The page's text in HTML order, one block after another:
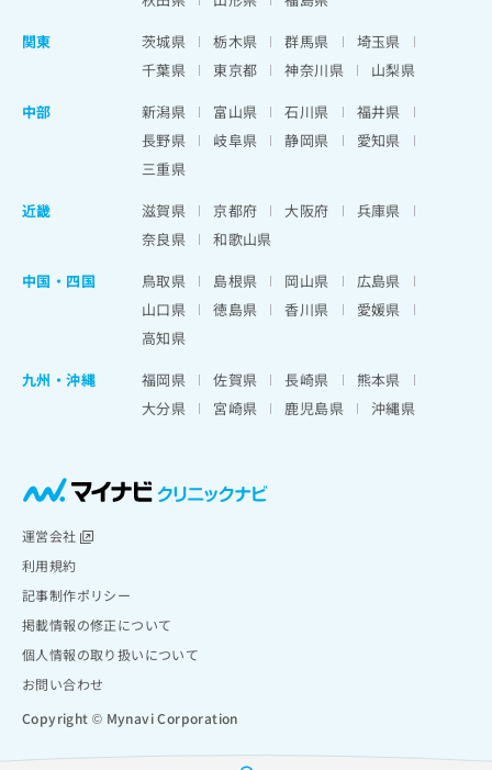
関東
茨城県 栃木県 群馬県
埼玉県
千葉県
東京都 神奈川県
山梨県
中部
新潟県 富山県 石川県
福井県
長野県
岐阜県 静岡県
愛知県
三重県
近畿
滋賀県 京都府 大阪府
兵庫県
奈良県
和歌山県
中国・四国
鳥取県 島根県 岡山県
広島県
山口県
徳島県 香川県
愛媛県
高知県
九州・沖縄
福岡県 佐賀県 長崎県
熊本県
大分県
宮崎県 鹿児島県 沖縄県
運営会社
利用規約
記事制作ポリシー
掲載情報の修正について
個人情報の取り扱いについて
お問い合わせ
Copyright © Mynavi Corporation